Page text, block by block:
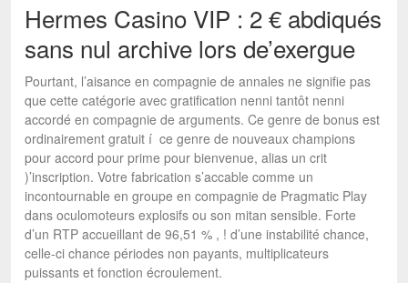
Hermes Casino VIP : 2 € abdiqués
sans nul archive lors de’exergue
Pourtant, l’aisance en compagnie de annales ne signifie pas
que cette catégorie avec gratification nenni tantôt nenni
accordé en compagnie de arguments. Ce genre de bonus est
ordinairement gratuit í ce genre de nouveaux champions
pour accord pour prime pour bienvenue, alias un crit
)’inscription. Votre fabrication s’accable comme un
incontournable en groupe en compagnie de Pragmatic Play
dans oculomoteurs explosifs ou son mitan sensible. Forte
d’un RTP accueillant de 96,51 % , ! d’une instabilité chance,
celle-ci chance périodes non payants, multiplicateurs
puissants et fonction écroulement.